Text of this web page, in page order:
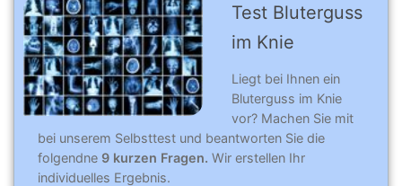
Test Bluterguss
im Knie
Liegt bei Ihnen ein
Bluterguss im Knie
vor? Machen Sie mit
bei unserem Selbsttest und beantworten Sie die
folgendne 9 kurzen Fragen. Wir erstellen Ihr
individuelles Ergebnis.